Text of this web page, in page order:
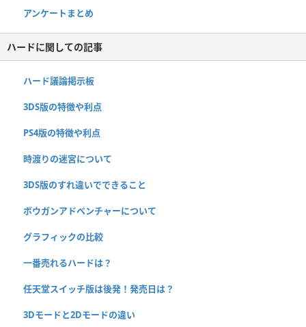
アンケートまとめ
ハードに関しての記事
ハード議論掲示板
3DS版の特徴や利点
PS4版の特徴や利点
時渡りの迷宮について
3DS版のすれ違いでできること
ボウガンアドベンチャーについて
グラフィックの比較
一番売れるハードは？
任天堂スイッチ版は後発！発売日は？
3Dモードと2Dモードの違い